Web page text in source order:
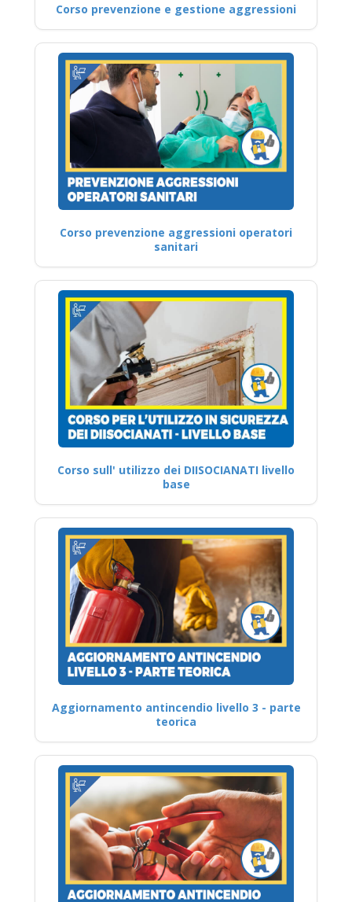
Corso prevenzione e gestione aggressioni
Corso prevenzione aggressioni operatori
sanitari
Corso sull' utilizzo dei DIISOCIANATI livello
base
Aggiornamento antincendio livello 3 - parte
teorica